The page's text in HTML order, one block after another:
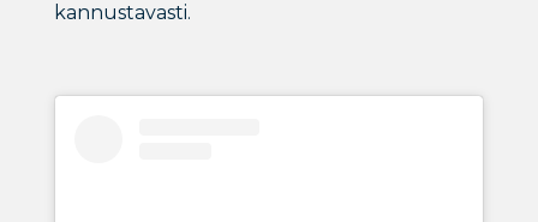
kannustavasti.